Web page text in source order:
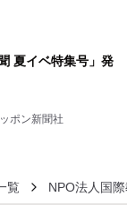
夏イベ特集号」発
ポン新聞社
覧 NPO法人国